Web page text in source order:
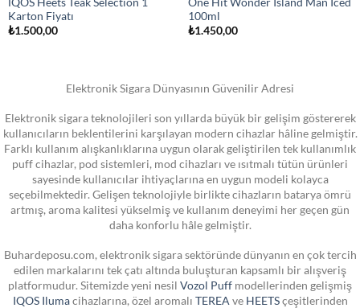
Karton Fiyatı
₺1.500,00
100ml
₺1.450,00
Elektronik Sigara Dünyasının Güvenilir Adresi
Elektronik sigara teknolojileri son yıllarda büyük bir gelişim göstererek
kullanıcıların beklentilerini karşılayan modern cihazlar hâline gelmiştir.
Farklı kullanım alışkanlıklarına uygun olarak geliştirilen tek kullanımlık
puff cihazlar, pod sistemleri, mod cihazları ve ısıtmalı tütün ürünleri
sayesinde kullanıcılar ihtiyaçlarına en uygun modeli kolayca
seçebilmektedir. Gelişen teknolojiyle birlikte cihazların batarya ömrü
artmış, aroma kalitesi yükselmiş ve kullanım deneyimi her geçen gün
daha konforlu hâle gelmiştir.
Buhardeposu.com, elektronik sigara sektöründe dünyanın en çok tercih
edilen markalarını tek çatı altında buluşturan kapsamlı bir alışveriş
platformudur. Sitemizde yeni nesil Vozol Puff modellerinden gelişmiş
IQOS Ilumacihazlarına, özel aromalı TEREA ve HEETSçeşitlerinden